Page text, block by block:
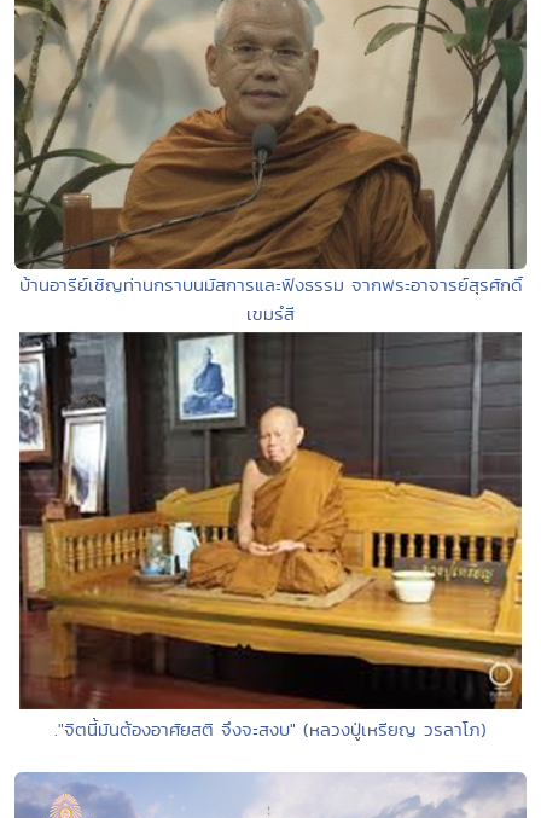
บ้านอารีย์เชิญท่านกราบนมัสการและฟังธรรม จากพระอาจารย์สุรศักดิ์
เขมรํสี
."จิตนี้มันต้องอาศัยสติ จึงจะสงบ" (หลวงปู่เหรียญ วรลาโภ)